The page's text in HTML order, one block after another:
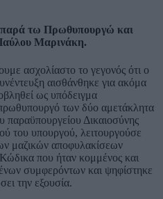
τω Πρωθυπουργώ και
Μαρινάκη.
ασχολίαστο το γεγονός ότι ο
αισθάνθηκε για ακόμα
ως υπόδειγμα
των δύο αμετάκλητα
παραϋπουργείου Δικαιοσύνης
του υπουργού, λειτουργούσε
μαζικών αποφυλακίσεων
που ήταν κομμένος και
συμφερόντων και ψηφίστηκε
την εξουσία.